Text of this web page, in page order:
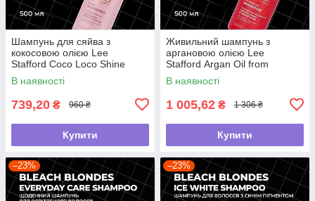
Шампунь для сяйва з
кокосовою олією Lee
Stafford Coco Loco Shine
Shampoo, 500 мл
В наявності
739,20 ₴ 960 ₴
Купити
Живильний шампунь з
аргановою олією Lee
Stafford Argan Oil from
Morocco Nourishing Shampoo,
500 мл
В наявності
1 005,62 ₴ 1 306 ₴
Купити
–23% –23%